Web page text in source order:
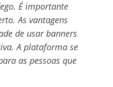
É importante
As vantagens
de usar banners
A plataforma se
as pessoas que